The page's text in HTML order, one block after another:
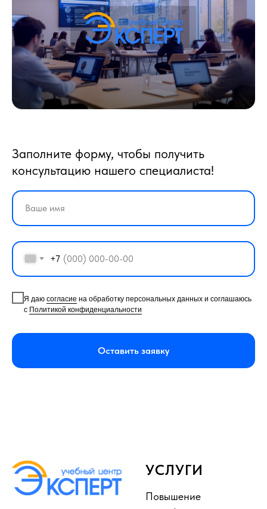
Заполните форму, чтобы получить
консультацию нашего специалиста!
+7
Я даю согласие на обработку персональных данных и соглашаюсь
с Политикой конфиденциальности
Оставить заявку
УСЛУГИ
Повышение